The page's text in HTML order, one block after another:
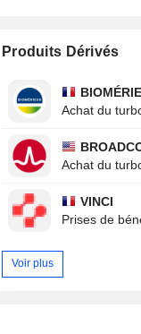
Produits Dérivés
Achat du
Achat du
VINCI
Prises de
Voir plus